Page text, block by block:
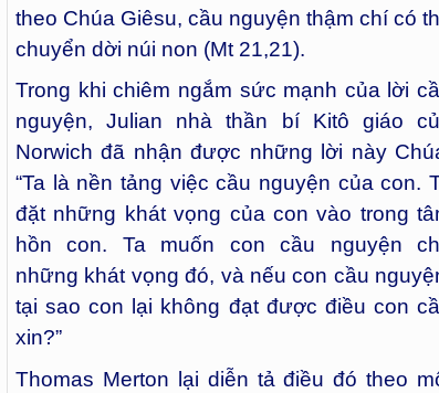
theo Chúa Giêsu, cầu nguyện thậm chí có
chuyển dời núi non (Mt 21,21).
Trong khi chiêm ngắm sức mạnh của lời
nguyện, Julian nhà thần bí Kitô giáo
Norwich đã nhận được những lời này
“Ta là nền tảng việc cầu nguyện của con.
đặt những khát vọng của con vào trong
hồn con. Ta muốn con cầu nguyện
những khát vọng đó, và nếu con cầu
tại sao con lại không đạt được điều con
xin?”
Thomas Merton lại diễn tả điều đó theo